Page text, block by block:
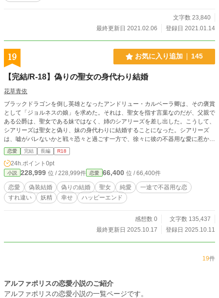
文字数 23,840
最終更新日 2021.02.06
登録日 2021.01.14
19 お気に入り追加 145
【完結/R-18】偽りの聖女の身代わり結婚
花草青依
ブラックドラゴンを倒し英雄となったアンドリュー・カルベーラ卿は、その褒賞
として「ジョルネスの娘」を求めた。それは、聖女を指す言葉なのだが、父親で
ある公爵は、聖女である妹ではなく、姉のシアリーズを差し出した。こうして、
シアリーズは聖女と偽り、妹の身代わりに結婚することになった。シアリーズ
は、嘘がバレないかと戦々恐々と過ごす一方で、徐々に彼の不器用な愛に惹かれ
ていく。 ■数年前に投稿していたもの（同タイトル/未完作品）の再投稿となり
ます。改稿の作業中に誤って消してしまいました。心苦しいですが、新作（？）
として、再upしていきます。 ■削除版との違いは、誤字脱字の修正および、追
加エピソードを含めた加筆修正を行ったことと、最終話まで書き終えていること
です。 ■R-18の文量は多くありません
恋愛 完結 長編 R18
24h.ポイント 0pt
小説 228,999 位 / 228,999件 恋愛 66,400 位 / 66,400件
恋愛 偽装結婚 偽りの結婚 聖女 純愛
一途で不器用な恋
すれ違い
妖精 幸せ ハッピーエンド
感想数 0
文字数 135,437
最終更新日 2025.10.17
登録日 2025.10.11
19件
アルファポリスの恋愛小説のご紹介
アルファポリスの恋愛小説の一覧ページです。